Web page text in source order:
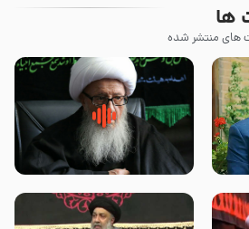
ها
های منتشر شده
زوّار اربعین امام حسین (علیه
السلام) با این اشتیاق به زیارت